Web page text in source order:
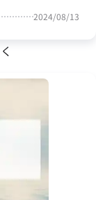
2024/08/13